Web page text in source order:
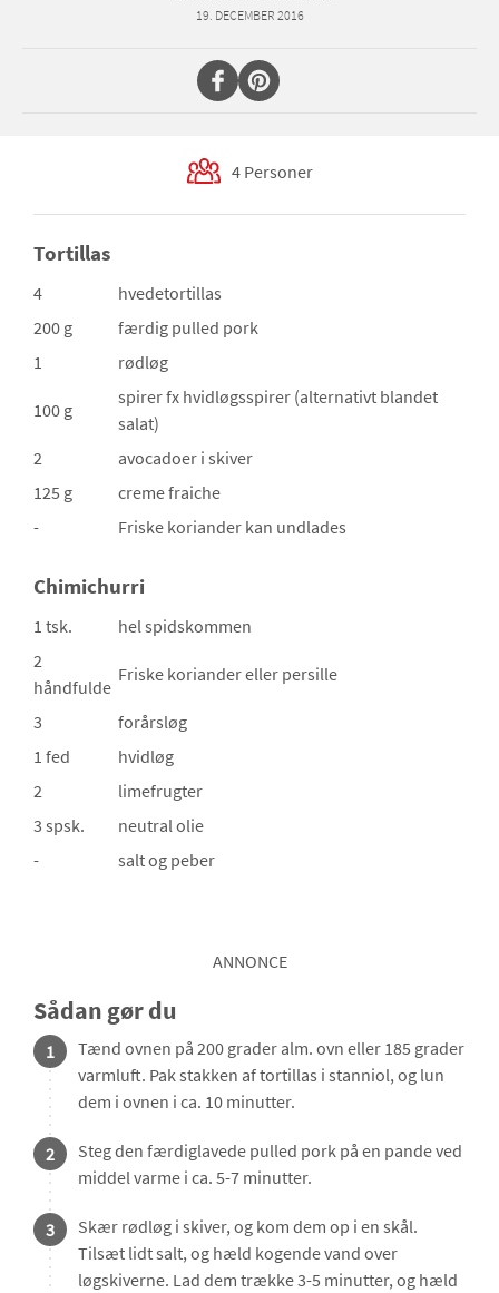
19. DECEMBER 2016
4 Personer
Tortillas
4
hvedetortillas
200 g
færdig pulled pork
1
rødløg
100 g
spirerfx hvidløgsspirer (alternativt blandet
salat)
2
avocadoer i skiver
125 g
creme fraiche
-
Friske koriander kan undlades
Chimichurri
1 tsk.
hel spidskommen
2
håndfulde
Friske koriandereller persille
3
forårsløg
1 fed
hvidløg
2
limefrugter
3 spsk.
neutral olie
-
salt og peber
ANNONCE
Sådan gør du
1
Tænd ovnen på 200 grader alm. ovn eller 185 grader
varmluft. Pak stakken af tortillas i stanniol, og lun
dem i ovnen i ca. 10 minutter.
2
Steg den færdiglavede pulled pork på en pande ved
middel varme i ca. 5-7 minutter.
3
Skær rødløg i skiver, og kom dem op i en skål.
Tilsæt lidt salt, og hæld kogende vand over
løgskiverne. Lad dem trække 3-5 minutter, og hæld